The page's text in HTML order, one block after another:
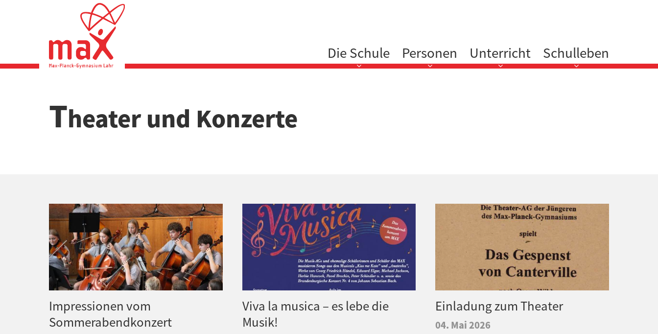
Hauptnavigation
Die Schule Personen Unterricht Schulleben
Theater und Konzerte
Impressionen vom
Sommerabendkonzert
Viva la musica – es lebe die
Musik!
Einladung zum Theater
04. Mai 2026